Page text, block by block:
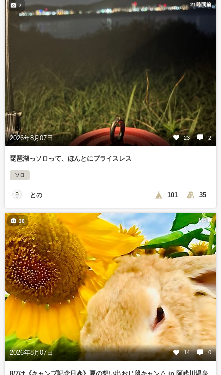
21時間前
2026年8月07日 23 2
7
琵琶湖っソロって、ほんとにプライスレス
ソロ
との 101 35
1日前
2026年8月07日 14 0
30
8/7は《キャンプ記念日⛺️》夏の想い出おじ🐰キャン△ in 阿武川温泉